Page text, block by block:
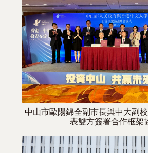
（內
區）
中山市歐陽錦全副市長與中大副
表雙方簽署合作框架